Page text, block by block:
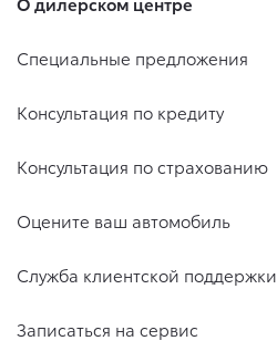
Специальные предложения
Консультация по кредиту
Консультация по страхованию
Оцените ваш автомобиль
Служба клиентской поддержки
Записаться на сервис